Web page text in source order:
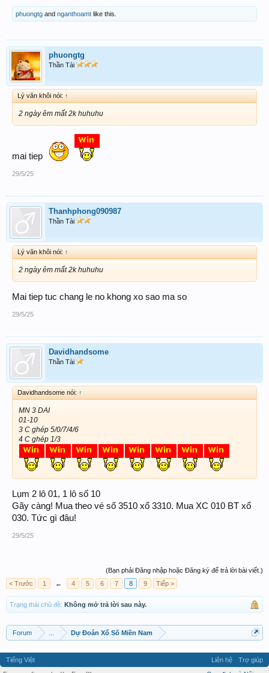
phuongtg and nganthoamt like this.
phuongtg
Thần Tài
Lý văn khôi nói: ↑
2 ngày êm mất 2k huhuhu
mai tiep
29/5/25
Thanhphong090987
Thần Tài
Lý văn khôi nói: ↑
2 ngày êm mất 2k huhuhu
Mai tiep tuc chang le no khong xo sao ma so
29/5/25
Davidhandsome
Thần Tài
Davidhandsome nói: ↑
MN 3 DAI
01-10
3 C ghép 5/0/7/4/6
4 C ghép 1/3
Lụm 2 lô 01, 1 lô số 10
Gãy càng! Mua theo vé số 3510 xổ 3310. Mua XC 010 BT xổ
030. Tức gì đâu!
29/5/25
(Bạn phải Đăng nhập hoặc Đăng ký để trả lời bài viết.)
< Trước
1 ← 4 5 6 7 8 9 Tiếp >
Trạng thái chủ đề: Không mở trả lời sau này.
Forum Dự Đoán Xổ Số Miền Nam
Tiếng Việt Liên hệ
Trợ giúp